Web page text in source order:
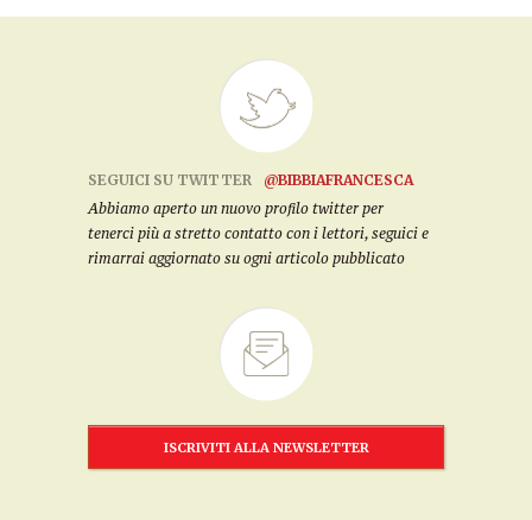
SEGUICI SU TWITTER
@BIBBIAFRANCESCA
Abbiamo aperto un nuovo profilo twitter per
tenerci più a stretto contatto con i lettori, seguici e
rimarrai aggiornato su ogni articolo pubblicato
ISCRIVITI ALLA NEWSLETTER